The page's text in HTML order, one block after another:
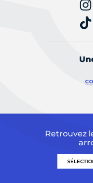
Retrouvez